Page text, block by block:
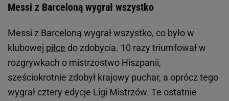
Messi z Barceloną wygrał wszystko
Messi z Barceloną wygrał wszystko, co było w
klubowej piłce do zdobycia. 10 razy triumfował w
rozgrywkach o mistrzostwo Hiszpanii,
sześciokrotnie zdobył krajowy puchar, a oprócz tego
wygrał cztery edycje Ligi Mistrzów. Te ostatnie